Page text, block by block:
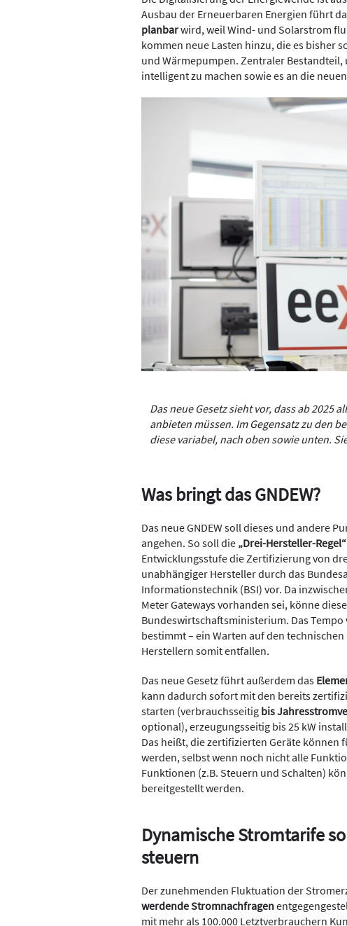
Ausbau der Erneuerbaren Energien führt
planbarwird, weil Wind- und Solarstrom
kommen neue Lasten hinzu, die es bisher
und Wärmepumpen. Zentraler Bestandteil,
intelligent zu machen sowie es an die
Das neue Gesetz sieht vor, dass ab
anbieten müssen. Im Gegensatz zu den
diese variabel, nach oben sowie unten.
Was bringt das GNDEW?
Das neue GNDEW soll dieses und andere
angehen. So soll die „Drei-Hersteller-
Entwicklungsstufe die Zertifizierung von
unabhängiger Hersteller durch das
Informationstechnik (BSI) vor. Da
Meter Gateways vorhanden sei, könne
Bundeswirtschaftsministerium. Das
bestimmt – ein Warten auf den
Herstellern somit entfallen.
Das neue Gesetz führt außerdem das
kann dadurch sofort mit den bereits
starten (verbrauchsseitig bis
optional), erzeugungsseitig bis 25 kW
Das heißt, die zertifizierten Geräte
werden, selbst wenn noch nicht alle
Funktionen (z.B. Steuern und Schalten)
bereitgestellt werden.
Dynamische Stromtarife
steuern
Der zunehmenden Fluktuation der
werdende Stromnachfragen
mit mehr als 100.000 Letztverbrauchern